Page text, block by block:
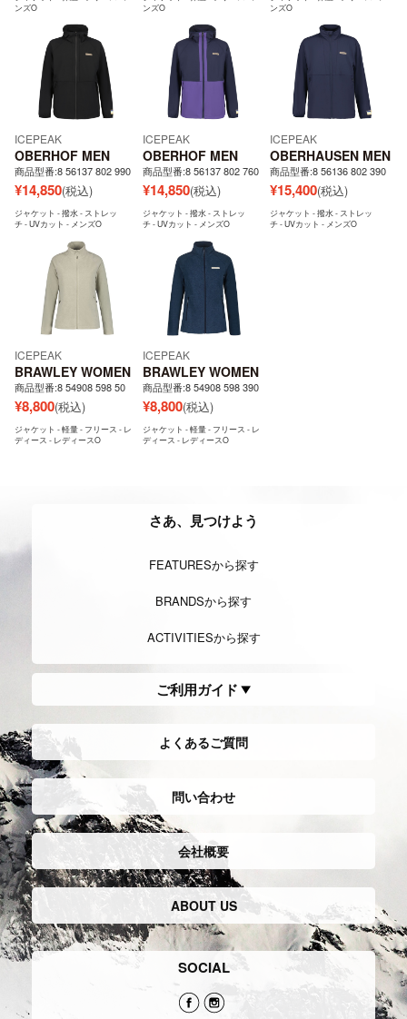
ンズO
ンズO
ンズO
ICEPEAK
OBERHOF MEN
商品型番:8 56137 802 990
¥14,850(税込)
ジャケット - 撥水 - ストレッ
チ - UVカット - メンズO
ICEPEAK
OBERHOF MEN
商品型番:8 56137 802 760
¥14,850(税込)
ジャケット - 撥水 - ストレッ
チ - UVカット - メンズO
ICEPEAK
OBERHAUSEN MEN
商品型番:8 56136 802 390
¥15,400(税込)
ジャケット - 撥水 - ストレッ
チ - UVカット - メンズO
ICEPEAK
BRAWLEY WOMEN
商品型番:8 54908 598 50
¥8,800(税込)
ジャケット - 軽量 - フリース - レ
ディース - レディースO
ICEPEAK
BRAWLEY WOMEN
商品型番:8 54908 598 390
¥8,800(税込)
ジャケット - 軽量 - フリース - レ
ディース - レディースO
さあ、見つけよう
FEATURESから探す
BRANDSから探す
ACTIVITIESから探す
ご利用ガイド
よくあるご質問
問い合わせ
会社概要
ABOUT US
SOCIAL